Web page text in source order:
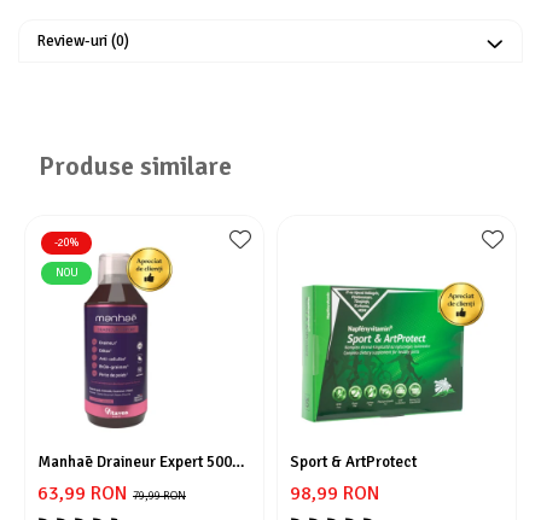
Review-uri(0)
Produse similare
-20%
NOU
Manhaē Draineur Expert 500
79,99 RON
63,99 RON
Sport & ArtProtect
98,99 RON